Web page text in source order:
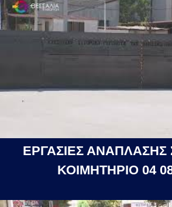
ΕΡΓΑΣΙΕΣ ΑΝΑΠΛΑΣΗΣ
ΚΟΙΜΗΤΗΡΙΟ 04